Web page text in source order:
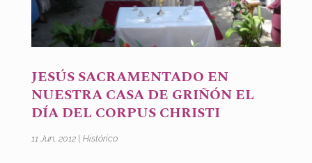
JESÚS SACRAMENTADO EN
NUESTRA CASA DE GRIÑÓN EL
DÍA DEL CORPUS CHRISTI
11 Jun, 2012| Histórico